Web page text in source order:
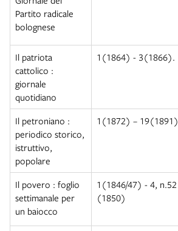
Partito radicale
bolognese
Il patriota
cattolico :
giornale
quotidiano
1(1864) - 3(1866).
Il petroniano :
periodico storico,
istruttivo,
popolare
1(1872) – 19(1891)
Il povero : foglio
settimanale per
un baiocco
1(1846/47) - 4, n.52
(1850)